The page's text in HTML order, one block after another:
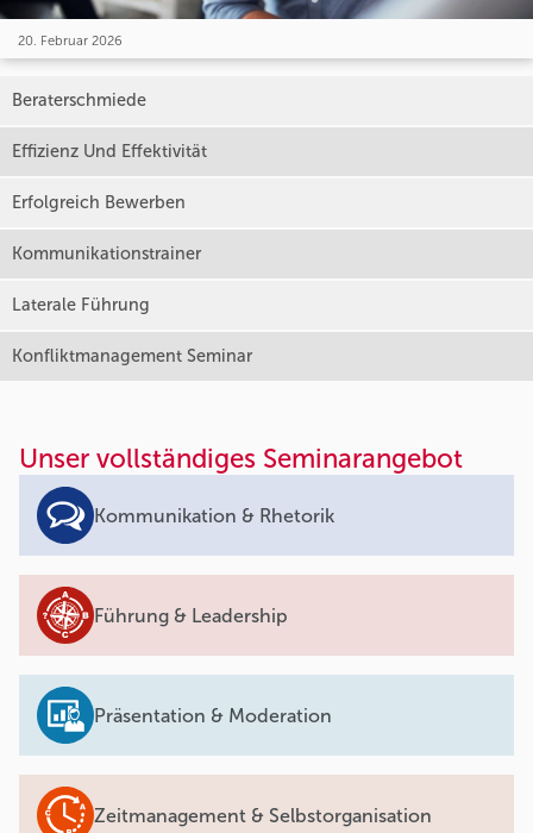
20. Februar 2026
Beraterschmiede
Effizienz Und Effektivität
Erfolgreich Bewerben
Kommunikationstrainer
Laterale Führung
Konfliktmanagement Seminar
Unser vollständiges Seminarangebot
Kommunikation & Rhetorik
Führung & Leadership
Präsentation & Moderation
Zeitmanagement & Selbstorganisation